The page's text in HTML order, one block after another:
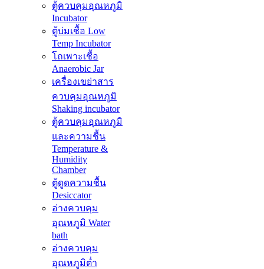
ตู้ควบคุมอุณหภูมิ
Incubator
ตู้บ่มเชื้อ Low
Temp Incubator
โถเพาะเชื้อ
Anaerobic Jar
เครื่องเขย่าสาร
ควบคุมอุณหภูมิ
Shaking incubator
ตู้ควบคุมอุณหภูมิ
และความชื้น
Temperature &
Humidity
Chamber
ตู้ดูดความชื้น
Desiccator
อ่างควบคุม
อุณหภูมิ Water
bath
อ่างควบคุม
อุณหภูมิต่ำ